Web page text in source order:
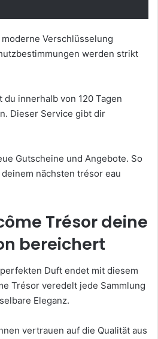
Verschlüsselung
werden strikt
innerhalb von 120 Tagen
Dieser Service gibt dir
Gutscheine und Angebote. So
nächsten trésor eau
Trésor deine
bereichert
Duft endet mit diesem
Trésor veredelt jede Sammlung
Eleganz.
vertrauen auf die Qualität aus